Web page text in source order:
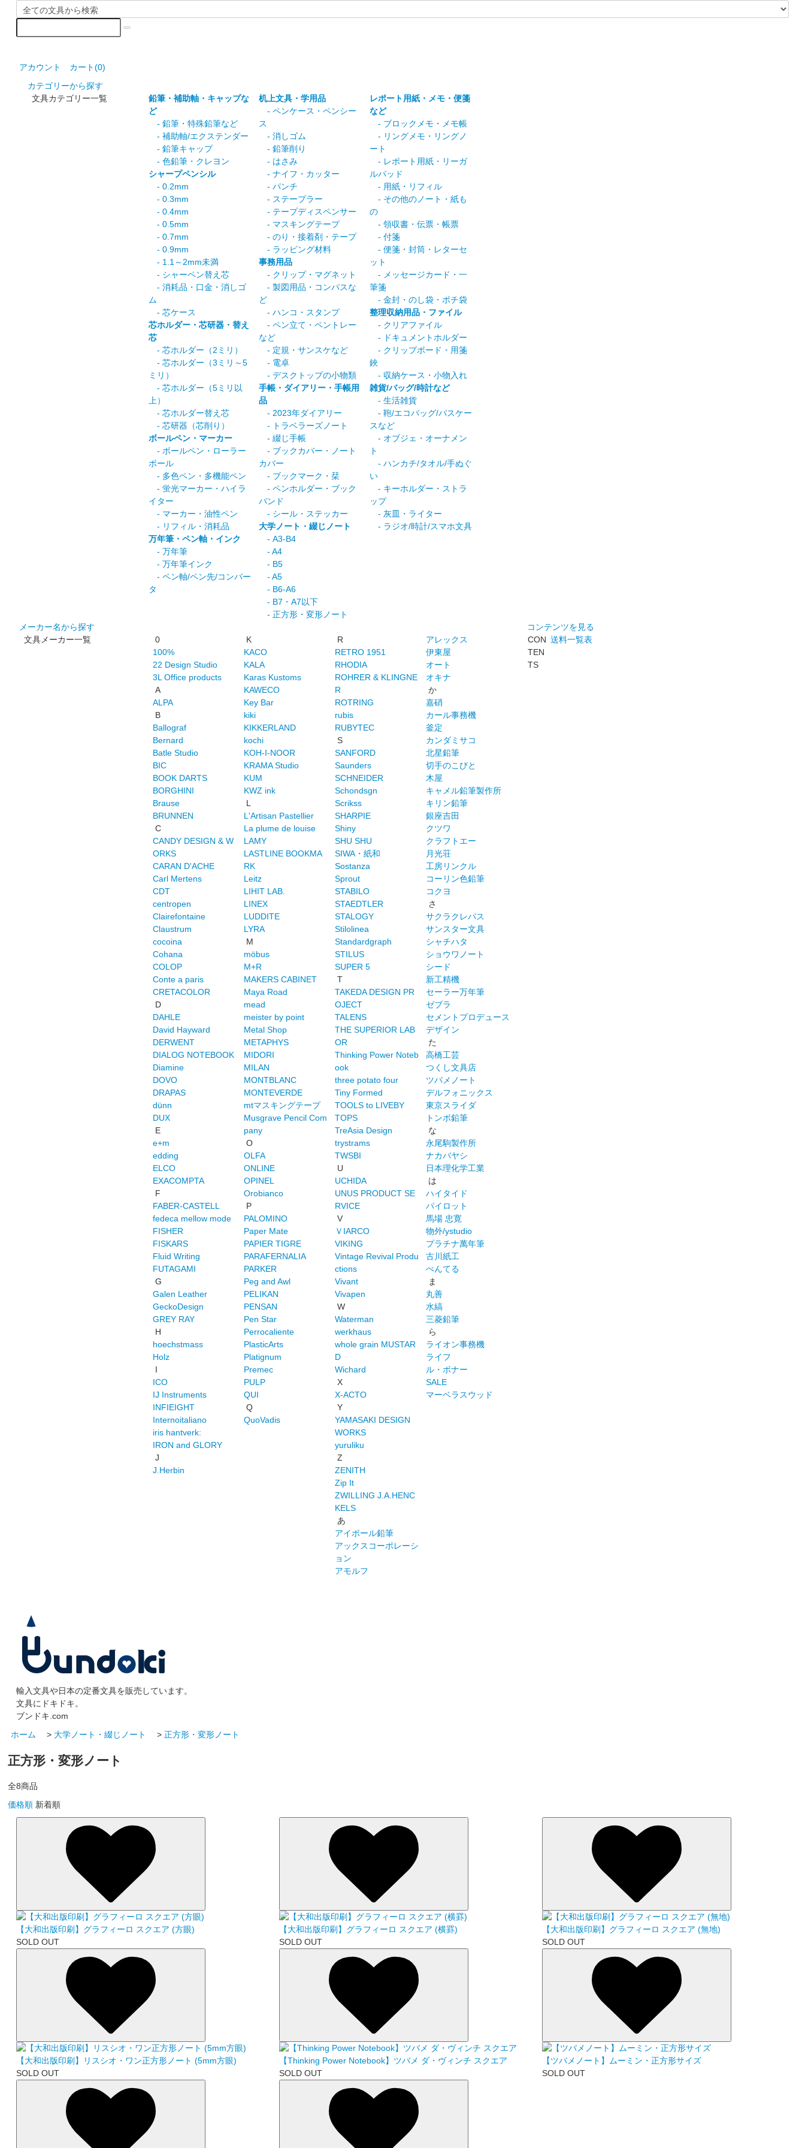
アカウント カート(0)
カテゴリーから探す
文具カテゴリー一覧
鉛筆・補助軸・キャップな
ど
- 鉛筆・特殊鉛筆など
- 補助軸/エクステンダー
- 鉛筆キャップ
- 色鉛筆・クレヨン
シャープペンシル
- 0.2mm
- 0.3mm
- 0.4mm
- 0.5mm
- 0.7mm
- 0.9mm
- 1.1～2mm未満
- シャーペン替え芯
- 消耗品・口金・消しゴ
ム
- 芯ケース
芯ホルダー・芯研器・替え
芯
- 芯ホルダー（2ミリ）
- 芯ホルダー（3ミリ～5
ミリ）
- 芯ホルダー（5ミリ以
上）
- 芯ホルダー替え芯
- 芯研器（芯削り）
ボールペン・マーカー
- ボールペン・ローラー
ボール
- 多色ペン・多機能ペン
- 蛍光マーカー・ハイラ
イター
- マーカー・油性ペン
- リフィル・消耗品
万年筆・ペン軸・インク
- 万年筆
- 万年筆インク
- ペン軸/ペン先/コンバー
タ
机上文具・学用品
- ペンケース・ペンシー
ス
- 消しゴム
- 鉛筆削り
- はさみ
- ナイフ・カッター
- パンチ
- ステープラー
- テープディスペンサー
- マスキングテープ
- のり・接着剤・テープ
- ラッピング材料
事務用品
- クリップ・マグネット
- 製図用品・コンパスな
ど
- ハンコ・スタンプ
- ペン立て・ペントレー
など
- 定規・サンスケなど
- 電卓
- デスクトップの小物類
手帳・ダイアリー・手帳用
品
- 2023年ダイアリー
- トラベラーズノート
- 綴じ手帳
- ブックカバー・ノート
カバー
- ブックマーク・栞
- ペンホルダー・ブック
バンド
- シール・ステッカー
大学ノート・綴じノート
- A3-B4
- A4
- B5
- A5
- B6-A6
- B7・A7以下
- 正方形・変形ノート
レポート用紙・メモ・便箋
など
- ブロックメモ・メモ帳
- リングメモ・リングノ
ート
- レポート用紙・リーガ
ルパッド
- 用紙・リフィル
- その他のノート・紙も
の
- 領収書・伝票・帳票
- 付箋
- 便箋・封筒・レターセ
ット
- メッセージカード・一
筆箋
- 金封・のし袋・ポチ袋
整理収納用品・ファイル
- クリアファイル
- ドキュメントホルダー
- クリップボード・用箋
鋏
- 収納ケース・小物入れ
雑貨/バッグ/時計など
- 生活雑貨
- 鞄/エコバッグ/パスケー
スなど
- オブジェ・オーナメン
ト
- ハンカチ/タオル/手ぬぐ
い
- キーホルダー・ストラ
ップ
- 灰皿・ライター
- ラジオ/時計/スマホ文具
メーカー名から探す
文具メーカー一覧
0
100%
22 Design Studio
3L Office products
A
ALPA
B
Ballograf
Bernard
Batle Studio
BIC
BOOK DARTS
BORGHINI
Brause
BRUNNEN
C
CANDY DESIGN & W
ORKS
CARAN D'ACHE
Carl Mertens
CDT
centropen
Clairefontaine
Claustrum
cocoina
Cohana
COLOP
Conte a paris
CRETACOLOR
D
DAHLE
David Hayward
DERWENT
DIALOG NOTEBOOK
Diamine
DOVO
DRAPAS
dünn
DUX
E
e+m
edding
ELCO
EXACOMPTA
F
FABER-CASTELL
fedeca mellow mode
FISHER
FISKARS
Fluid Writing
FUTAGAMI
G
Galen Leather
GeckoDesign
GREY RAY
H
hoechstmass
Holz
I
ICO
IJ Instruments
INFIEIGHT
Internoitaliano
iris hantverk:
IRON and GLORY
J
J.Herbin
K
KACO
KALA
Karas Kustoms
KAWECO
Key Bar
kiki
KIKKERLAND
kochi
KOH-I-NOOR
KRAMA Studio
KUM
KWZ ink
L
L'Artisan Pastellier
La plume de louise
LAMY
LASTLINE BOOKMA
RK
Leitz
LIHIT LAB.
LINEX
LUDDITE
LYRA
M
möbus
M+R
MAKERS CABINET
Maya Road
mead
meister by point
Metal Shop
METAPHYS
MIDORI
MILAN
MONTBLANC
MONTEVERDE
mtマスキングテープ
Musgrave Pencil Com
pany
O
OLFA
ONLINE
OPINEL
Orobianco
P
PALOMINO
Paper Mate
PAPIER TIGRE
PARAFERNALIA
PARKER
Peg and Awl
PELIKAN
PENSAN
Pen Star
Perrocaliente
PlasticArts
Platignum
Premec
PULP
QUI
Q
QuoVadis
R
RETRO 1951
RHODIA
ROHRER & KLINGNE
R
ROTRING
rubis
RUBYTEC
S
SANFORD
Saunders
SCHNEIDER
Schondsgn
Scrikss
SHARPIE
Shiny
SHU SHU
SIWA・紙和
Sostanza
Sprout
STABILO
STAEDTLER
STALOGY
Stilolinea
Standardgraph
STILUS
SUPER 5
T
TAKEDA DESIGN PR
OJECT
TALENS
THE SUPERIOR LAB
OR
Thinking Power Noteb
ook
three potato four
Tiny Formed
TOOLS to LIVEBY
TOPS
TreAsia Design
trystrams
TWSBI
U
UCHIDA
UNUS PRODUCT SE
RVICE
V
ＶIARCO
VIKING
Vintage Revival Produ
ctions
Vivant
Vivapen
W
Waterman
werkhaus
whole grain MUSTAR
D
Wichard
X
X-ACTO
Y
YAMASAKI DESIGN
WORKS
yuruliku
Z
ZENITH
Zip It
ZWILLING J.A.HENC
KELS
あ
アイボール鉛筆
アックスコーポレーシ
ョン
アモルフ
アレックス
伊東屋
オート
オキナ
か
嘉硝
カール事務機
釜定
カンダミサコ
北星鉛筆
切手のこびと
木屋
キャメル鉛筆製作所
キリン鉛筆
銀座吉田
クツワ
クラフトエー
月光荘
工房リンクル
コーリン色鉛筆
コクヨ
さ
サクラクレパス
サンスター文具
シャチハタ
ショウワノート
シード
新工精機
セーラー万年筆
ゼブラ
セメントプロデュース
デザイン
た
高橋工芸
つくし文具店
ツバメノート
デルフォニックス
東京スライダ
トンボ鉛筆
な
永尾駒製作所
ナカバヤシ
日本理化学工業
は
ハイタイド
パイロット
馬場 忠寛
物外/ystudio
プラチナ萬年筆
古川紙工
ぺんてる
ま
丸善
水縞
三菱鉛筆
ら
ライオン事務機
ライフ
ル・ボナー
SALE
マーベラスウッド
コンテンツを見る
CON
TEN
TS
送料一覧表
輸入文具や日本の定番文具を販売しています。
文具にドキドキ。
ブンドキ.com
ホーム
> 大学ノート・綴じノート >正方形・変形ノート
正方形・変形ノート
全8商品
価格順 新着順
【大和出版印刷】グラフィーロ スクエア (方眼)
SOLD OUT
【大和出版印刷】グラフィーロ スクエア (横罫)
SOLD OUT
【大和出版印刷】グラフィーロ スクエア (無地)
SOLD OUT
【大和出版印刷】リスシオ・ワン正方形ノート (5mm方眼)
SOLD OUT
【Thinking Power Notebook】ツバメ ダ・ヴィンチ スクエア
SOLD OUT
【ツバメノート】ムーミン・正方形サイズ
SOLD OUT